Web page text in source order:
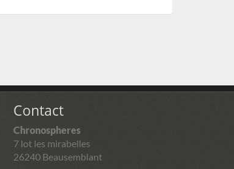
Contact
Chronospheres
7 lot les mirabelles
26240 Beausemblant